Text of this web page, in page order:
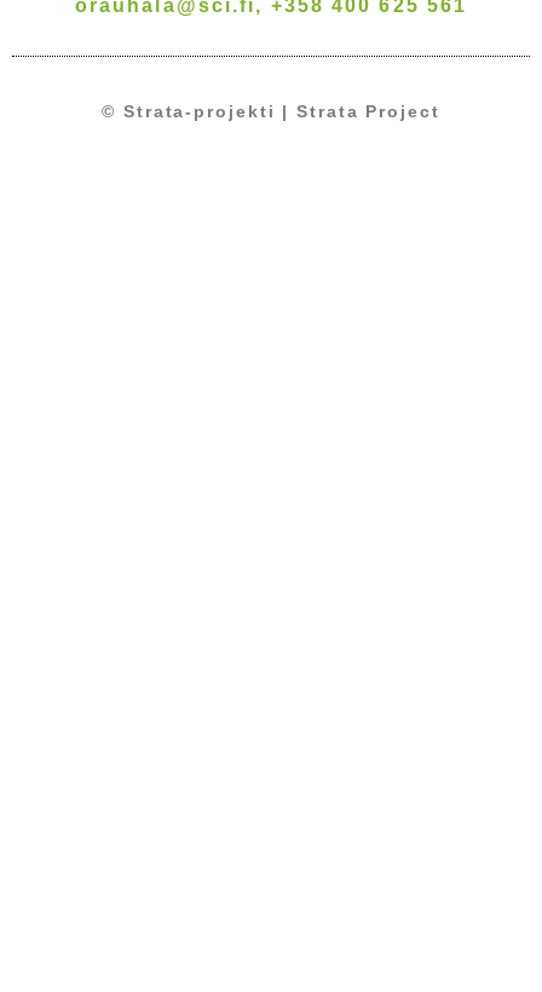
orauhala@sci.fi, +358 400 625 561
© Strata-projekti | Strata Project